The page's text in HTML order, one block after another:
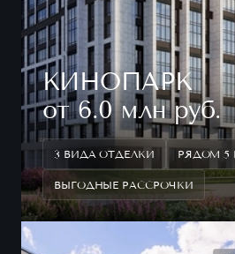
КИНОПАРК
от 6.0 млн руб.
3 ВИДА ОТДЕЛКИ РЯДОМ 5
ВЫГОДНЫЕ РАССРОЧКИ